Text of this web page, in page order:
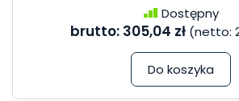
Dostępny
brutto: 305,04 zł (netto:
Do koszyka